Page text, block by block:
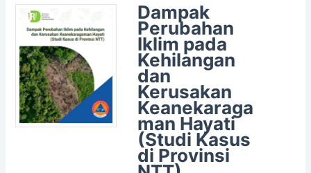
Dampak
Perubahan
Iklim pada
Kehilangan
dan
Kerusakan
Keanekaraga
man Hayati
(Studi Kasus
di Provinsi